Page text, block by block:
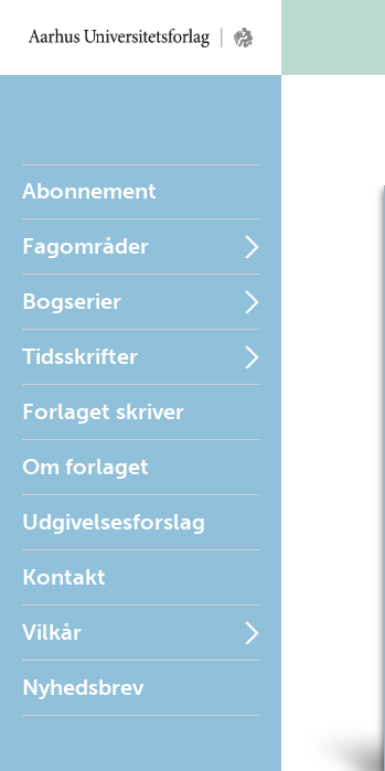
Abonnement
Fagområder
Bogserier
Tidsskrifter
Forlaget skriver
Om forlaget
Udgivelsesforslag
Kontakt
Vilkår
Nyhedsbrev